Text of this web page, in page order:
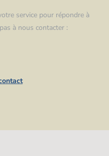
service pour répondre à
à nous contacter :